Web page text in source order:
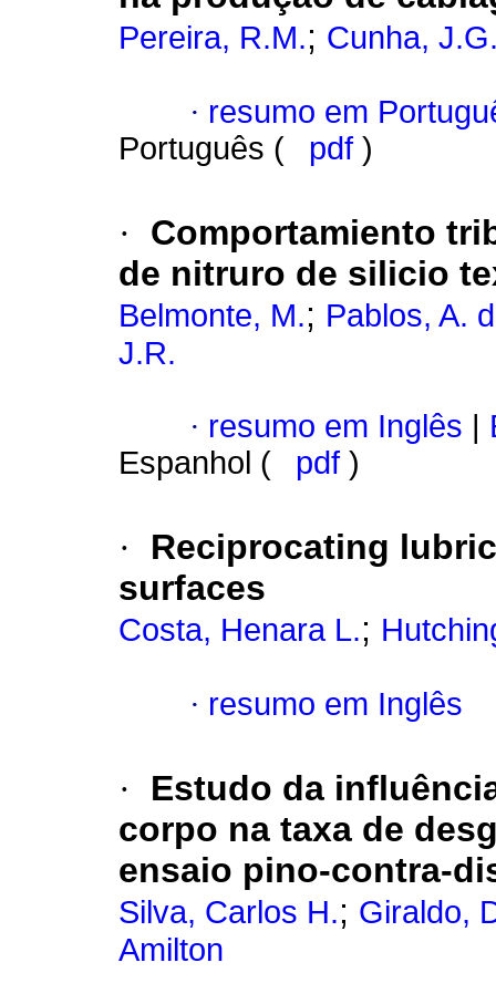
Pereira, R.M.; Cunha,
· resumo em
Português (
pdf )
·
Comportamiento
de nitruro de silicio
Belmonte, M.; Pablos, A.
J.R.
· resumo em Inglês
Espanhol (
pdf )
·
Reciprocating
surfaces
Costa, Henara L.;
· resumo em Inglês
·
Estudo da
corpo na taxa de
ensaio pino-contra-
Silva, Carlos H.; Giraldo,
Amilton